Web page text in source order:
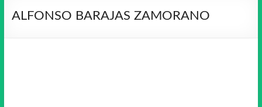
ALFONSO BARAJAS ZAMORANO